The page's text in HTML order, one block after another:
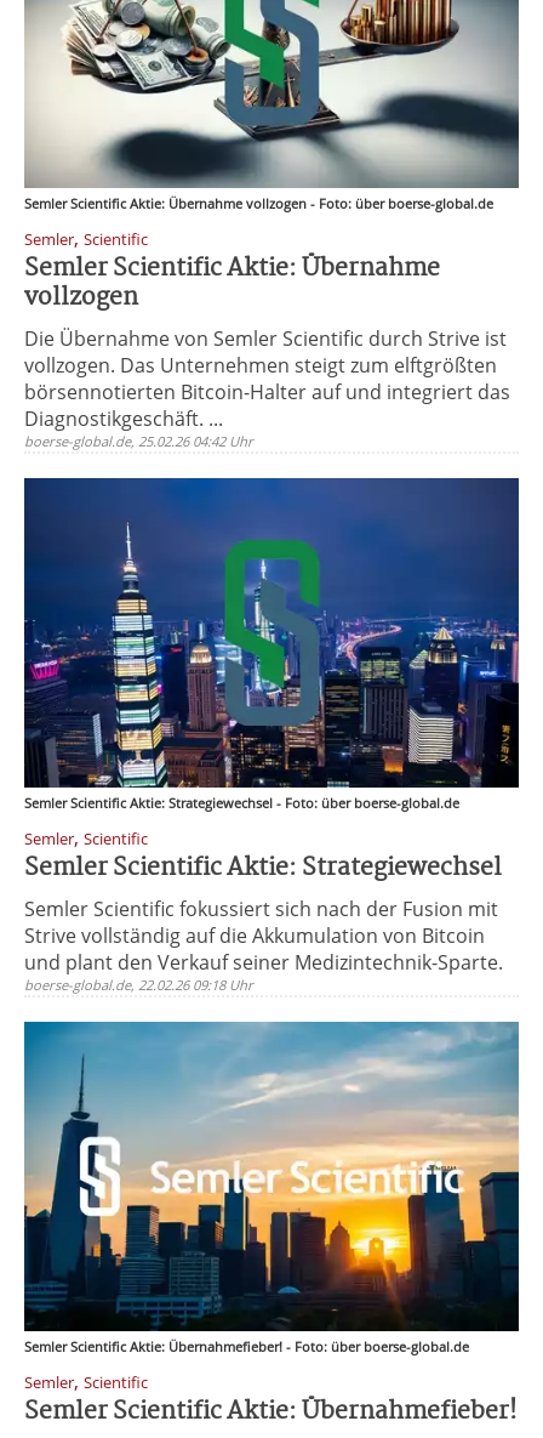
Semler Scientific Aktie: Übernahme vollzogen - Foto: über boerse-global.de
Semler, Scientific
Semler Scientific Aktie: Übernahme
vollzogen
Die Übernahme von Semler Scientific durch Strive ist
vollzogen. Das Unternehmen steigt zum elftgrößten
börsennotierten Bitcoin-Halter auf und integriert das
Diagnostikgeschäft. ...
boerse-global.de, 25.02.26 04:42 Uhr
Semler Scientific Aktie: Strategiewechsel - Foto: über boerse-global.de
Semler, Scientific
Semler Scientific Aktie: Strategiewechsel
Semler Scientific fokussiert sich nach der Fusion mit
Strive vollständig auf die Akkumulation von Bitcoin
und plant den Verkauf seiner Medizintechnik-Sparte.
boerse-global.de, 22.02.26 09:18 Uhr
Semler Scientific Aktie: Übernahmefieber! - Foto: über boerse-global.de
Semler, Scientific
Semler Scientific Aktie: Übernahmefieber!